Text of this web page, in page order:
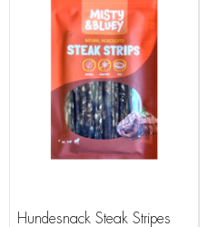
Hundesnack Steak Stripes